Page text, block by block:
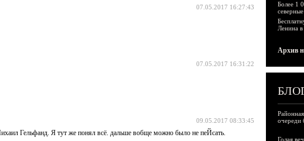
07.05.2017 16:27:43
07.05.2017 16:31:22
09.05.2017 08:33:45
Гельфанд. Я тут же понял всё. дальше вобще можно было не пеЙсать.
Более 1
Ленина в
Архив
очереди
Голая